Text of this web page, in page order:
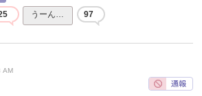
うーん… 97
AM